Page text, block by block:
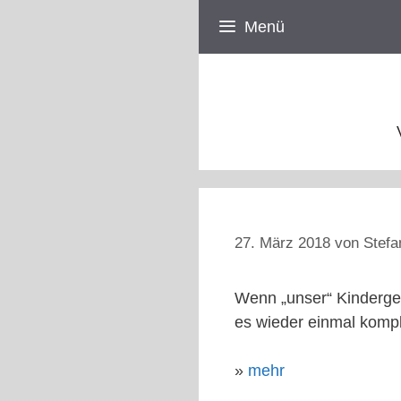
Menü
27. März 2018 von
Wenn „unser“
es wieder einmal
» mehr